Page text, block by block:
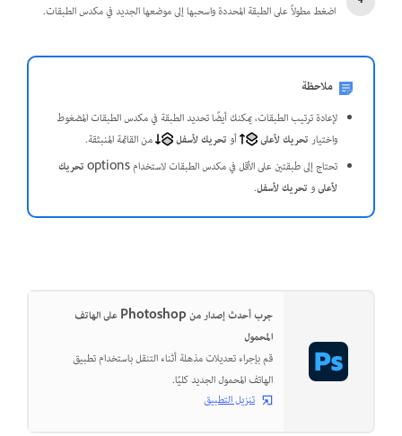
اضغط مطولاً على الطبقة المحددة واسحبها إلى موضعها الجديد في مكدس الطبقات.
ملاحظة
لإعادة ترتيب الطبقات، يمكنك أيضًا تحديد الطبقة في مكدس الطبقات المضغوط
واختيارتحريك لأعلى أوتحريك لأسفل
من القائمة المنبثقة.
تحتاج إلى طبقتين على الأقل في مكدس الطبقات لاستخدام options
تحريك
لأعلىوتحريك لأسفل.
جرب أحدث إصدار من Photoshop على الهاتف
المحمول
قم بإجراء تعديلات مذهلة أثناء التنقل باستخدام تطبيق
الهاتف المحمول الجديد كليًا.
تنزيل التطبيق